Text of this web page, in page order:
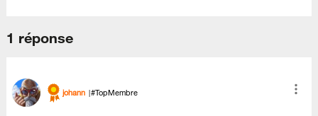
1 réponse
johann #TopMembre